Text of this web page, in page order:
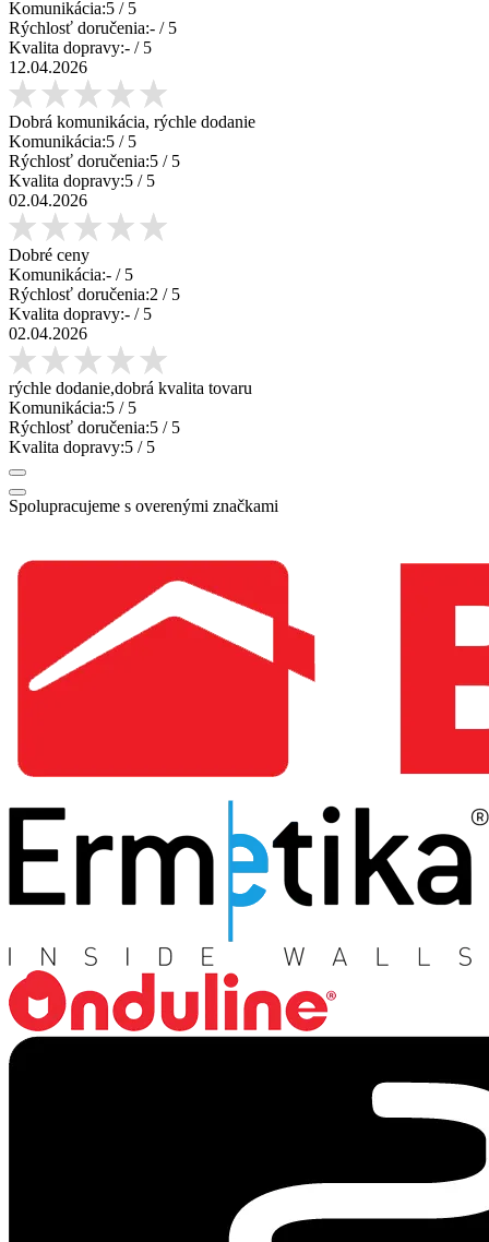
Komunikácia:5 / 5
Rýchlosť doručenia:- / 5
Kvalita dopravy:- / 5
12.04.2026
Dobrá komunikácia, rýchle dodanie
Komunikácia:5 / 5
Rýchlosť doručenia:5 / 5
Kvalita dopravy:5 / 5
02.04.2026
Dobré ceny
Komunikácia:- / 5
Rýchlosť doručenia:2 / 5
Kvalita dopravy:- / 5
02.04.2026
rýchle dodanie,dobrá kvalita tovaru
Komunikácia:5 / 5
Rýchlosť doručenia:5 / 5
Kvalita dopravy:5 / 5
Spolupracujeme s overenými značkami